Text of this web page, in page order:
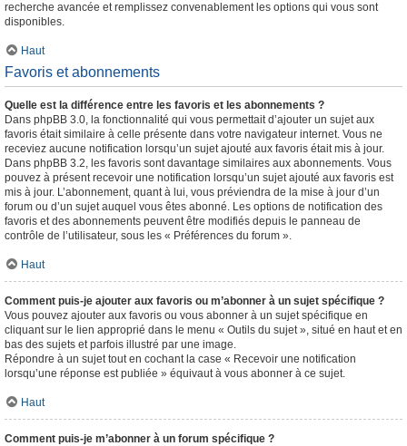
recherche avancée et remplissez convenablement les options qui vous sont
disponibles.
Haut
Favoris et abonnements
Quelle est la différence entre les favoris et les abonnements ?
Dans phpBB 3.0, la fonctionnalité qui vous permettait d’ajouter un sujet aux
favoris était similaire à celle présente dans votre navigateur internet. Vous ne
receviez aucune notification lorsqu’un sujet ajouté aux favoris était mis à jour.
Dans phpBB 3.2, les favoris sont davantage similaires aux abonnements. Vous
pouvez à présent recevoir une notification lorsqu’un sujet ajouté aux favoris est
mis à jour. L’abonnement, quant à lui, vous préviendra de la mise à jour d’un
forum ou d’un sujet auquel vous êtes abonné. Les options de notification des
favoris et des abonnements peuvent être modifiés depuis le panneau de
contrôle de l’utilisateur, sous les « Préférences du forum ».
Haut
Comment puis-je ajouter aux favoris ou m’abonner à un sujet spécifique ?
Vous pouvez ajouter aux favoris ou vous abonner à un sujet spécifique en
cliquant sur le lien approprié dans le menu « Outils du sujet », situé en haut et en
bas des sujets et parfois illustré par une image.
Répondre à un sujet tout en cochant la case « Recevoir une notification
lorsqu’une réponse est publiée » équivaut à vous abonner à ce sujet.
Haut
Comment puis-je m’abonner à un forum spécifique ?